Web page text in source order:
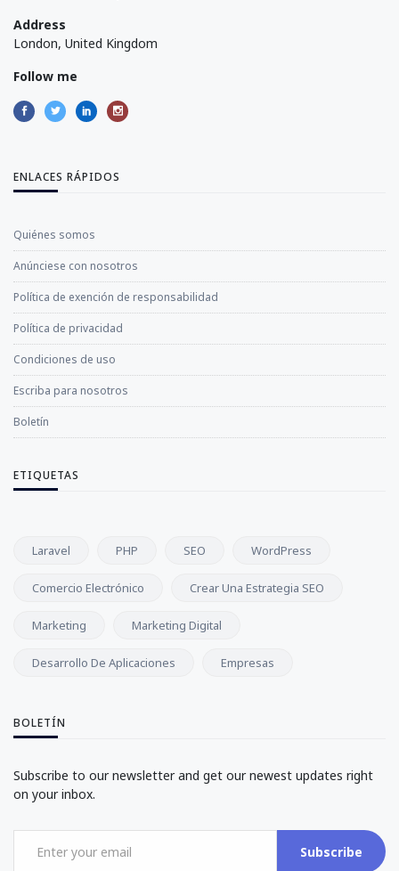
Address
London, United Kingdom
Follow me
ENLACES RÁPIDOS
Quiénes somos
Anúnciese con nosotros
Política de exención de responsabilidad
Política de privacidad
Condiciones de uso
Escriba para nosotros
Boletín
ETIQUETAS
Laravel PHP SEO WordPress
Comercio Electrónico Crear Una Estrategia SEO
Marketing Marketing Digital
Desarrollo De Aplicaciones Empresas
BOLETÍN
Subscribe to our newsletter and get our newest updates right
on your inbox.
Subscribe